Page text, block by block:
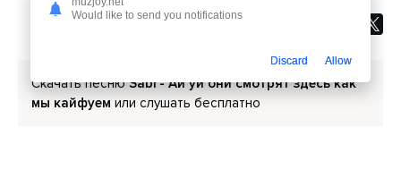
Скачать песнюSabi - Ай уй они смотрят здесь как
мы кайфуем или слушать бесплатно
Would like to send you notifications
Discard Allow